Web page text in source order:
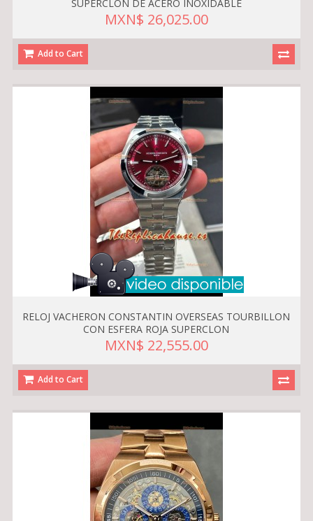
SUPERCLON DE ACERO INOXIDABLE
MXN$ 26,025.00
Add to Cart
RELOJ VACHERON CONSTANTIN OVERSEAS TOURBILLON
CON ESFERA ROJA SUPERCLON
MXN$ 22,555.00
Add to Cart